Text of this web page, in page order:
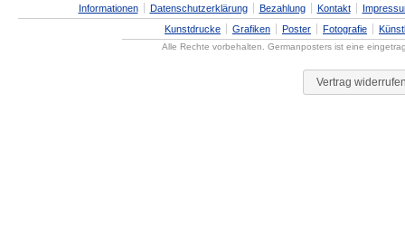
Informationen Datenschutzerklärung Bezahlung Kontakt
Kunstdrucke
Grafiken Poster Fotografie
Alle Rechte vorbehalten. Germanposters ist eine
Vertrag